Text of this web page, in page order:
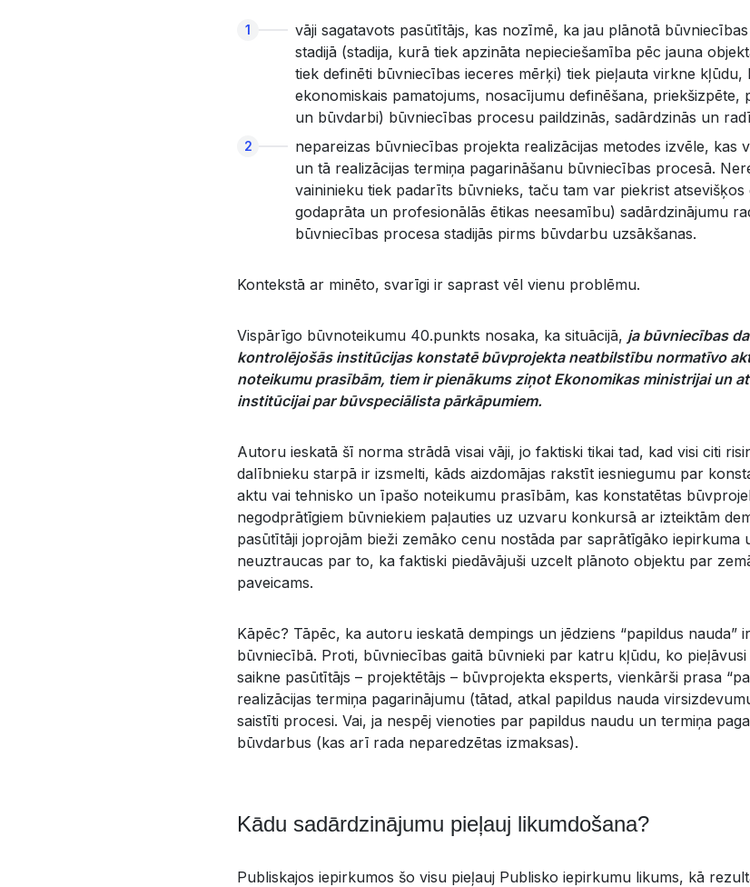
vāji sagatavots pasūtītājs, kas nozīmē, ka jau plānotā
stadijā (stadija, kurā tiek apzināta nepieciešamība pēc jauna
tiek definēti būvniecības ieceres mērķi) tiek pieļauta virkne kļūdu,
ekonomiskais pamatojums, nosacījumu definēšana,
un būvdarbi) būvniecības procesu paildzinās, sadārdzinās un
nepareizas būvniecības projekta realizācijas metodes izvēle, kas
un tā realizācijas termiņa pagarināšanu būvniecības procesā.
vaininieku tiek padarīts būvnieks, taču tam var piekrist
godaprāta un profesionālās ētikas neesamību) sadārdzinājumu
būvniecības procesa stadijās pirms būvdarbu uzsākšanas.
Kontekstā ar minēto, svarīgi ir saprast vēl vienu problēmu.
Vispārīgo būvnoteikumu 40.punkts nosaka, ka situācijā, ja būvniecības
kontrolējošās institūcijas konstatē būvprojekta neatbilstību normatīvo
noteikumu prasībām, tiem ir pienākums ziņot Ekonomikas ministrijai un
institūcijai par būvspeciālista pārkāpumiem.
Autoru ieskatā šī norma strādā visai vāji, jo faktiski tikai tad, kad visi citi
dalībnieku starpā ir izsmelti, kāds aizdomājas rakstīt iesniegumu par
aktu vai tehnisko un īpašo noteikumu prasībām, kas konstatētas
negodprātīgiem būvniekiem paļauties uz uzvaru konkursā ar izteiktām
pasūtītāji joprojām bieži zemāko cenu nostāda par saprātīgāko iepirkuma
neuztraucas par to, ka faktiski piedāvājuši uzcelt plānoto objektu par
paveicams.
Kāpēc? Tāpēc, ka autoru ieskatā dempings un jēdziens “papildus nauda”
būvniecībā. Proti, būvniecības gaitā būvnieki par katru kļūdu, ko
saikne pasūtītājs – projektētājs – būvprojekta eksperts, vienkārši prasa
realizācijas termiņa pagarinājumu (tātad, atkal papildus nauda
saistīti procesi. Vai, ja nespēj vienoties par papildus naudu un termiņa
būvdarbus (kas arī rada neparedzētas izmaksas).
Kādu sadārdzinājumu pieļauj likumdošana?
Publiskajos iepirkumos šo visu pieļauj Publisko iepirkumu likums, kā